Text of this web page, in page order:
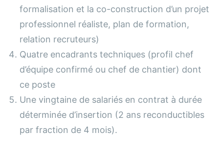
formalisation et la co-construction d’un projet
professionnel réaliste, plan de formation,
relation recruteurs)
Quatre encadrants techniques (profil chef
d’équipe confirmé ou chef de chantier) dont
ce poste
Une vingtaine de salariés en contrat à durée
déterminée d’insertion (2 ans reconductibles
par fraction de 4 mois).